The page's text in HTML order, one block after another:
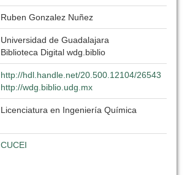
Ruben Gonzalez Nuñez
Universidad de Guadalajara
Biblioteca Digital wdg.biblio
http://hdl.handle.net/20.500.12104/26543
http://wdg.biblio.udg.mx
Licenciatura en Ingeniería Química
CUCEI